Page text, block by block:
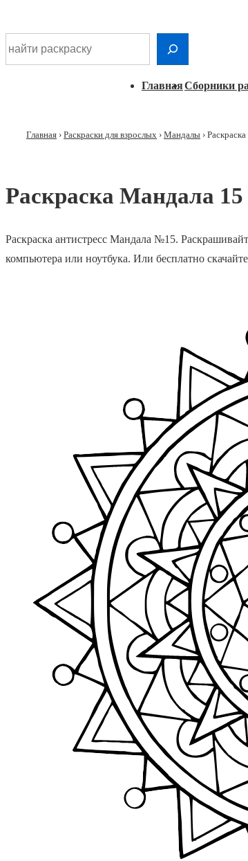
Перейти
к
ГлавнаяСборники
Главная › Раскраски для взрослых › Мандалы ›
Раскраска Мандала 15
Раскраска антистресс Мандала №15.
компьютера или ноутбука. Или бесплатно